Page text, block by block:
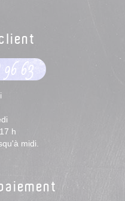
63
h
midi.